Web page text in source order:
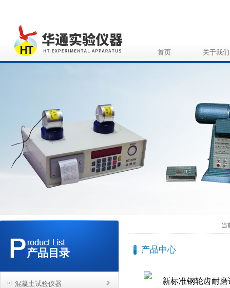
首页 关于我们
产品目录
混凝土试验仪器
当
产品中心
新标准钢轮齿耐